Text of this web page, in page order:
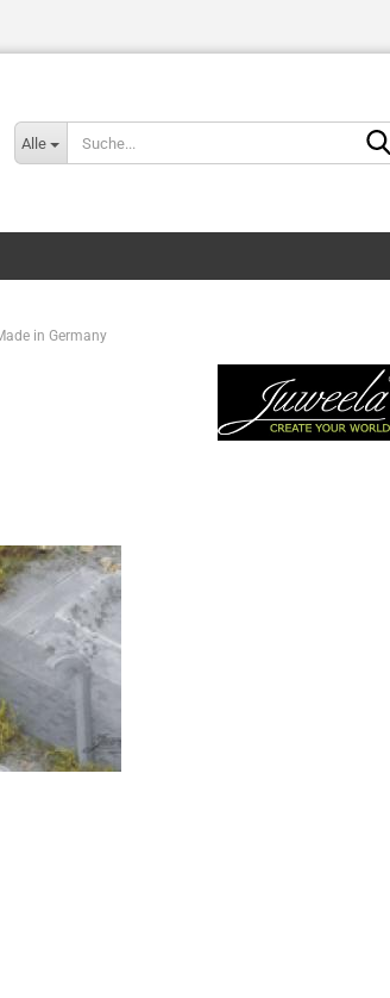
Alle
in Germany